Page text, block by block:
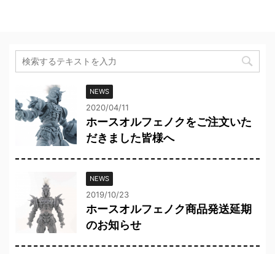
NEWS
2020/04/11
ホースオルフェノクをご注文いた
だきました皆様へ
NEWS
2019/10/23
ホースオルフェノク商品発送延期
のお知らせ